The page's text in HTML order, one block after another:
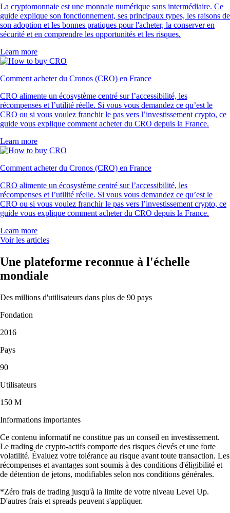
La cryptomonnaie est une monnaie numérique sans intermédiaire. Ce
guide explique son fonctionnement, ses principaux types, les raisons de
son adoption et les bonnes pratiques pour l'acheter, la conserver en
sécurité et en comprendre les opportunités et les risques.
Learn more
Comment acheter du Cronos (CRO) en France
CRO alimente un écosystème centré sur l’accessibilité, les
récompenses et l’utilité réelle. Si vous vous demandez ce qu’est le
CRO ou si vous voulez franchir le pas vers l’investissement crypto, ce
guide vous explique comment acheter du CRO depuis la France.
Learn more
Comment acheter du Cronos (CRO) en France
CRO alimente un écosystème centré sur l’accessibilité, les
récompenses et l’utilité réelle. Si vous vous demandez ce qu’est le
CRO ou si vous voulez franchir le pas vers l’investissement crypto, ce
guide vous explique comment acheter du CRO depuis la France.
Learn more
Voir les articles
Une plateforme reconnue à l'échelle
mondiale
Des millions d'utilisateurs dans plus de 90 pays
Fondation
2016
Pays
90
Utilisateurs
150 M
Informations importantes
Ce contenu informatif ne constitue pas un conseil en investissement.
Le trading de crypto-actifs comporte des risques élevés et une forte
volatilité. Évaluez votre tolérance au risque avant toute transaction. Les
récompenses et avantages sont soumis à des conditions d'éligibilité et
de détention de jetons, modifiables selon nos conditions générales.
*Zéro frais de trading jusqu'à la limite de votre niveau Level Up.
D'autres frais et spreads peuvent s'appliquer.